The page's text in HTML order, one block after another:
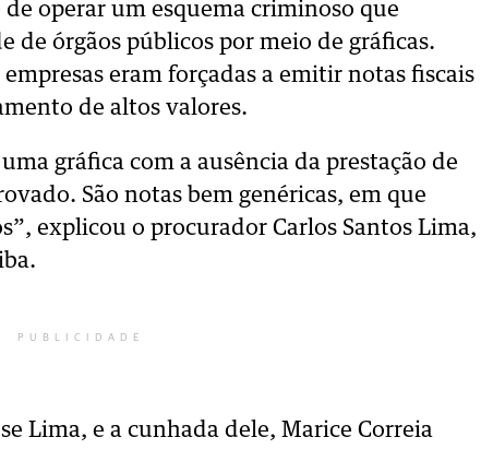
operar um esquema criminoso que
de órgãos públicos por meio de gráficas.
empresas eram forçadas a emitir notas fiscais
de altos valores.
gráfica com a ausência da prestação de
São notas bem genéricas, em que
explicou o procurador Carlos Santos Lima,
PUBLICIDADE
Lima, e a cunhada dele, Marice Correia